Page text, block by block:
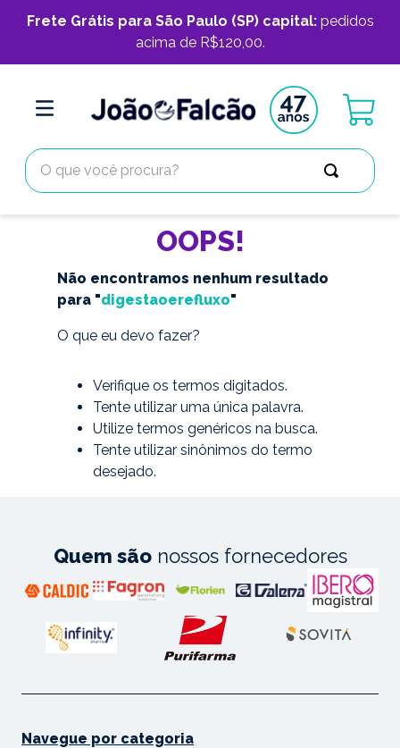
Frete Grátis para São Paulo (SP) capital:pedidos
acima de R$120,00.
O que você procura?
OOPS!
Não encontramos nenhum resultado
para "digestaoerefluxo"
O que eu devo fazer?
Verifique os termos digitados.
Tente utilizar uma única palavra.
Utilize termos genéricos na busca.
Tente utilizar sinônimos do termo
desejado.
Quem sãonossos fornecedores
Navegue por categoria